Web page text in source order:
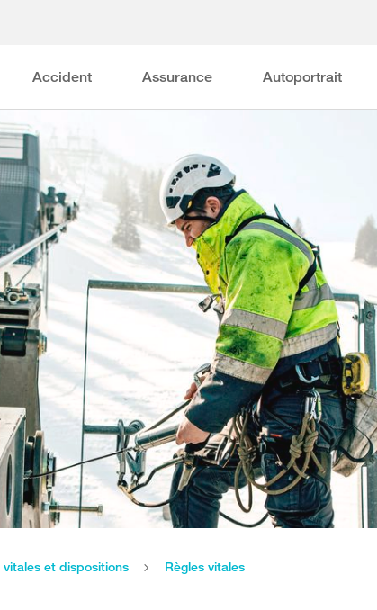
Accident Assurance Autoportrait
vitales et dispositions Règles vitales